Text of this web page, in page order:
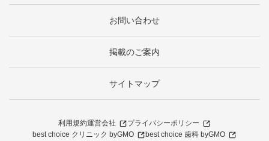
お問い合わせ
掲載のご案内
サイトマップ
利用規約運営会社
プライバシーポリシー
best choice クリニック byGMO
best choice 歯科 byGMO